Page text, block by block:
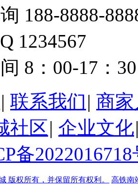
188-8888-
1234567
8：00-17：30
| 联系我们 | 商
社区| 企业文化
备2022016718
版权所有，并保留所有权利。 高铁南